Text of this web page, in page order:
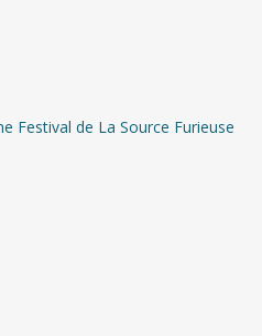
Festival de La Source Furieuse